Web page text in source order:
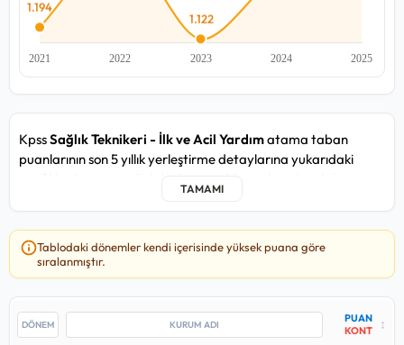
KpssSağlık Teknikeri - İlk ve Acil Yardımatama taban
puanlarının son 5 yıllık yerleştirme detaylarına yukarıdaki
grafiklerden ve aşağıdaki detay tablosundan ulaşabilirsiniz.
zamandaki 2025/4 atama döneminde, en düşük92,889puan
ile Ordu Kabataş 2 Nolu Acil Sağlık Hizmetleri Istasyonu /
Taşra kurumuna, en yüksek
yerleşilmiş.
Tablodaki dönemler kendi içerisinde yüksek puana göre
sıralanmıştır.
↕
PUAN
KONT